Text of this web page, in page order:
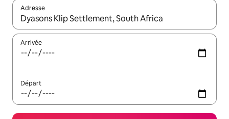
Adresse
Lorsque les résultats s'affichent, utilisez les flèches vers le
Arrivée
Départ